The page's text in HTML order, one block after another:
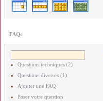
FAQs
Questions techniques (2)
Questions diverses (1)
Ajouter une FAQ
Poser votre question